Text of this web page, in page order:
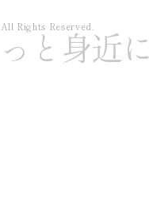
Rights Reserved.
と身近